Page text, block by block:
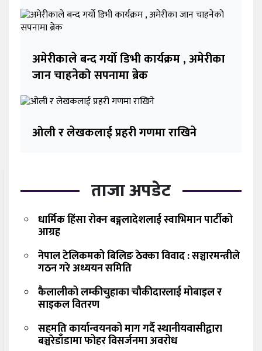
अमेरीकाले बन्द गर्यो डिभी कार्यक्रम , अमेरीका
जान चाहनेको सपनामा ब्रेक
ओली र लेखकलाई प्रहरी गणमा राखिने
ताजा अपडेट
धार्मिक हिंसा रोक्न बङ्गलादेशलाई स्वाभिमान पार्टीको
आग्रह
नेपाल टेलिकमको बिलिङ ठेक्का विवाद : सञ्चारमन्त्रीले
गठन गरे अध्ययन समिति
कैलालीको लम्कीचुहाका चौकीदारलाई मोबाइल र
साइकल वितरण
सहमति कार्यान्वयनको माग गर्दै स्थानीयवासीद्वारा
बञ्चरेडाँडामा फोहर विसर्जनमा अवरोध